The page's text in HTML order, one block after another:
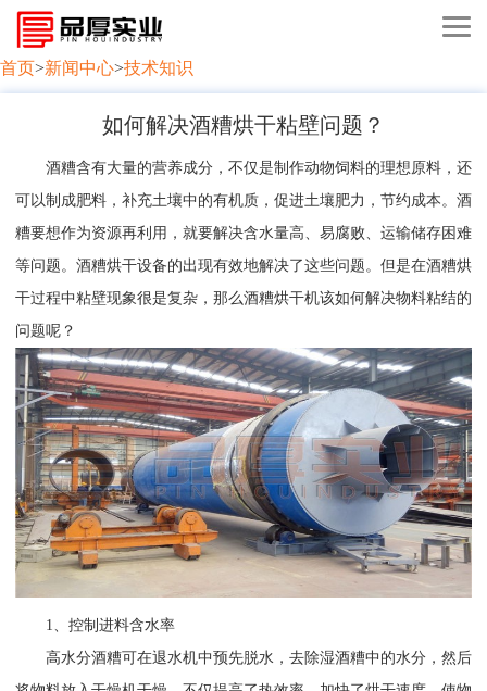
首页>新闻中心>技术知识
如何解决酒糟烘干粘壁问题？
酒糟含有大量的营养成分，不仅是制作动物饲料的理想原料，还
可以制成肥料，补充土壤中的有机质，促进土壤肥力，节约成本。酒
糟要想作为资源再利用，就要解决含水量高、易腐败、运输储存困难
等问题。酒糟烘干设备的出现有效地解决了这些问题。但是在酒糟烘
干过程中粘壁现象很是复杂，那么酒糟烘干机该如何解决物料粘结的
问题呢？
1、控制进料含水率
高水分酒糟可在退水机中预先脱水，去除湿酒糟中的水分，然后